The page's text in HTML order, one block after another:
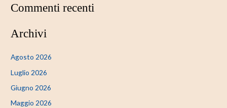
Commenti recenti
Archivi
Agosto 2026
Luglio 2026
Giugno 2026
Maggio 2026